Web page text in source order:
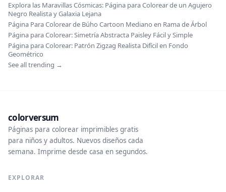
Explora las Maravillas Cósmicas: Página para Colorear de un Agujero
Negro Realista y Galaxia Lejana
Página Para Colorear de Búho Cartoon Mediano en Rama de Árbol
Página para Colorear: Simetría Abstracta Paisley Fácil y Simple
Página para Colorear: Patrón Zigzag Realista Difícil en Fondo
Geométrico
See all trending →
colorversum
Páginas para colorear imprimibles gratis
para niños y adultos. Nuevos diseños cada
semana. Imprime desde casa en segundos.
EXPLORAR